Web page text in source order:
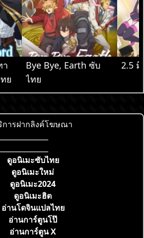
ย
Bye Bye, Earth ซับ
ไทย
2.5
การฝากลิงค์โฆษณา
ดูอนิเมะซับไทย
ดูอนิเมะใหม่
ดูอนิเมะ2024
ดูอนิเมะฮิต
อ่านโดจินแปลไทย
อ่านการ์ตูนโป๊
อ่านการ์ตูน X